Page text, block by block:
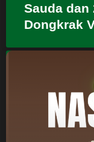
Sauda dan
Dongkrak